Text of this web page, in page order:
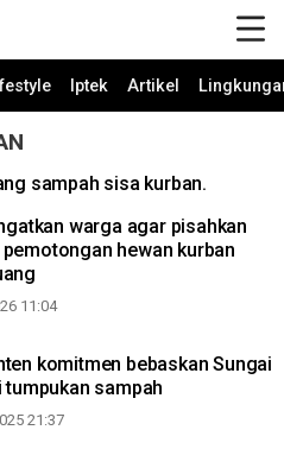
Iptek Artikel
sampah sisa kurban.
warga agar pisahkan
hewan kurban
11:04
komitmen bebaskan Sungai
tumpukan sampah
21:37